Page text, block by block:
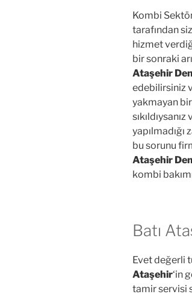
Kombi
tarafından
hizmet
bir sonraki
Ataşehir
edebilirsiniz
yakmayan
bu sorunu
Ataşehir
kombi
Batı
Evet değerli
Ataşehir‘in
tamir servisi